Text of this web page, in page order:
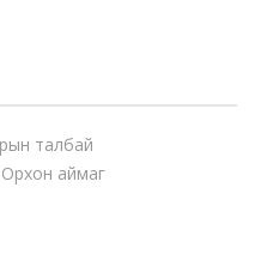
талбай
Орхон аймаг